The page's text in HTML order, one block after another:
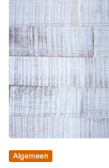
Algemeen